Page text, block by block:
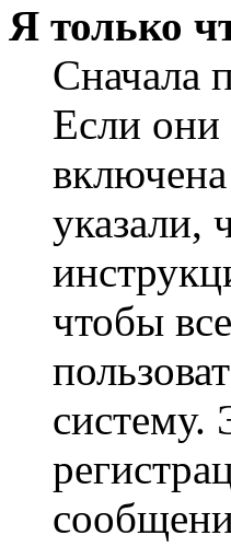
Я только
Сначала
Если они
указали,
чтобы
систему.